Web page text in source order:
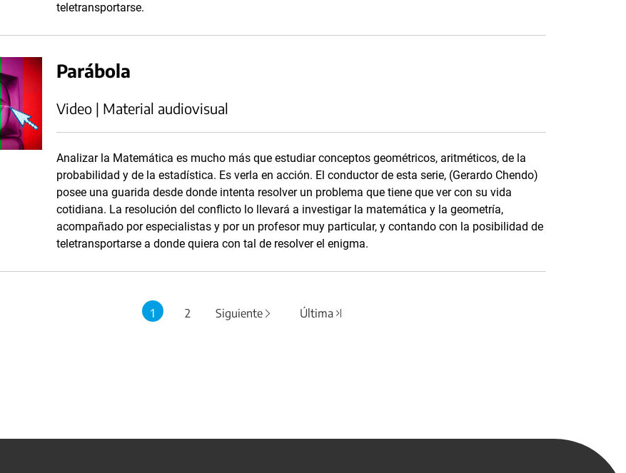
teletransportarse.
Parábola
Video | Material audiovisual
Analizar la Matemática es mucho más que estudiar conceptos geométricos, aritméticos, de la
probabilidad y de la estadística. Es verla en acción. El conductor de esta serie, (Gerardo Chendo)
posee una guarida desde donde intenta resolver un problema que tiene que ver con su vida
cotidiana. La resolución del conflicto lo llevará a investigar la matemática y la geometría,
acompañado por especialistas y por un profesor muy particular, y contando con la posibilidad de
teletransportarse a donde quiera con tal de resolver el enigma.
1 2 Siguiente Última